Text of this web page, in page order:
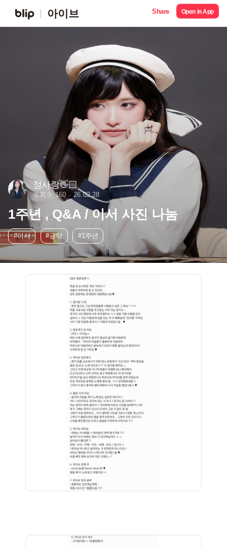
아이브 Share Open in App
정사랑👋🏻
조회수 160 26.02.28
1주년 , Q&A / 이서 사진 나눔
#이서 #공약 #1주년